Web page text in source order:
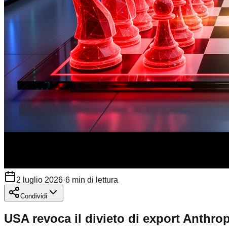
2 luglio 2026·6 min di lettura
Condividi
USA revoca il divieto di export